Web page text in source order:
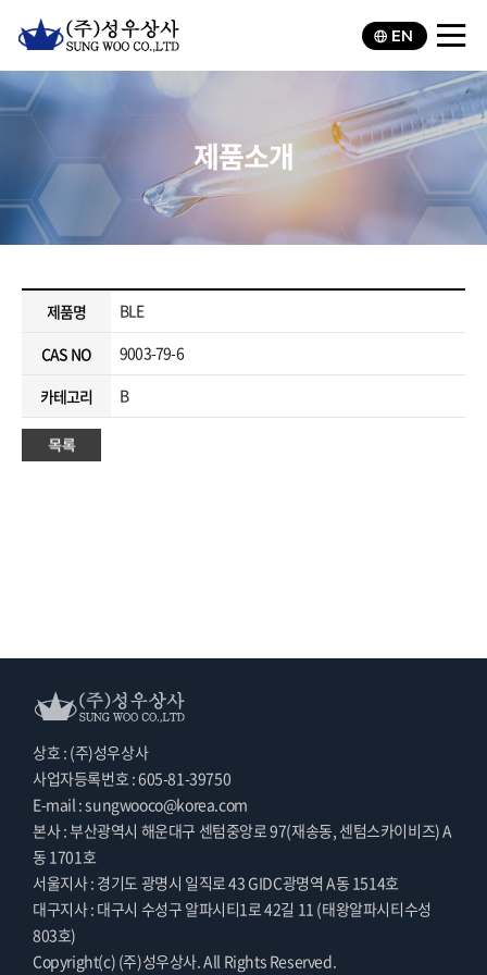
EN
제품소개
제품명
BLE
CAS NO
9003-79-6
카테고리
B
상호 : (주)성우상사
사업자등록번호 : 605-81-39750
E-mail : sungwooco@korea.com
본사 : 부산광역시 해운대구 센텀중앙로 97(재송동, 센텀스카이비즈) A
동 1701호
서울지사 : 경기도 광명시 일직로 43 GIDC광명역 A동 1514호
대구지사 : 대구시 수성구 알파시티1로 42길 11 (태왕알파시티수성
803호)
Copyright(c) (주)성우상사. All Rights Reserved.